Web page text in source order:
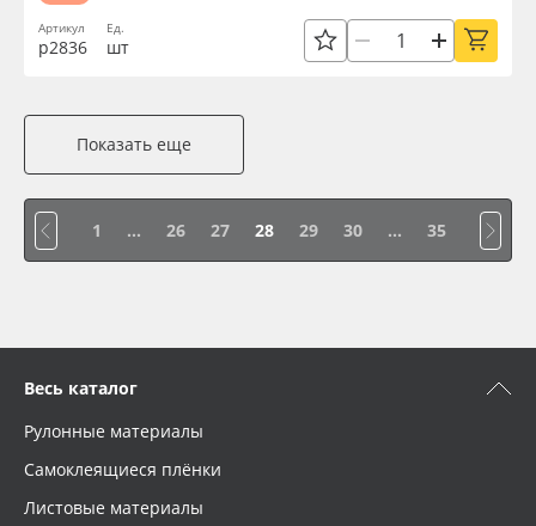
Артикул
р2836
Ед.
шт
Показать еще
1 ... 26 27 28 29 30 ... 35
Весь каталог
Рулонные материалы
Самоклеящиеся плёнки
Листовые материалы